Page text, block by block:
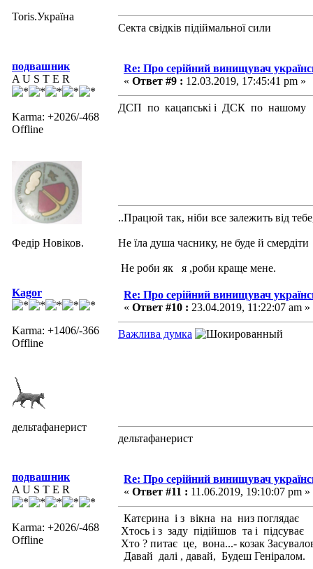
Toris.Україна
Секта свідків підіймальної сили
подвашник
A U S T E R
Karma: +2026/-468
Offline
Федір Новіков.
Re: Про серійний винищувач
« Ответ #9 : 12.03.2019, 17:45:41 pm »
ДСП по кацапські і ДСК по нашому
..Працюй так, ніби все залежить від
Не їла душа часнику, не буде й смердіти
Не роби як я ,роби краще мене.
Kagor
Karma: +1406/-366
Offline
дельтафанерист
Re: Про серійний винищувач
« Ответ #10 : 23.04.2019, 11:22:07 am »
Важлива думка
дельтафанерист
подвашник
A U S T E R
Karma: +2026/-468
Offline
Re: Про серійний винищувач
« Ответ #11 : 11.06.2019, 19:10:07 pm »
Катєрина і з вікна на низ поглядає
Хтось і з заду підійшов та і підсуває
Хто ? питає це, вона...- козак
Давай далі , давай, Будеш Геніралом.